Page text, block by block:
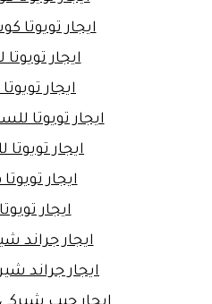
ايجار تويوتا
ايجار تويوتا
ايجار
ايجار تويوتا
ايجار
ايجار
ايجار
ايجار جراند
ايجار جراند